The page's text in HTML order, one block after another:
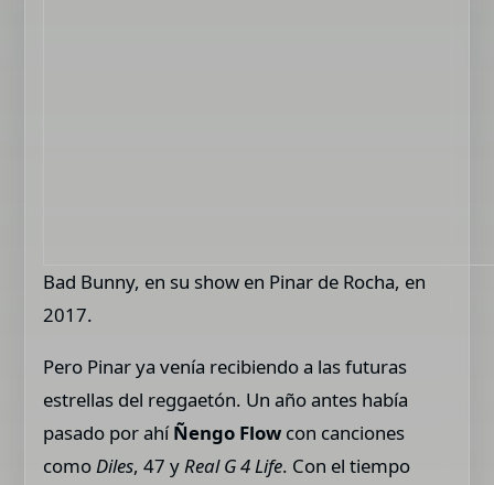
Bad Bunny, en su show en Pinar de Rocha, en
2017.
Pero Pinar ya venía recibiendo a las futuras
estrellas del reggaetón. Un año antes había
pasado por ahíÑengo Flow con canciones
comoDiles, 47 yReal G 4 Life. Con el tiempo